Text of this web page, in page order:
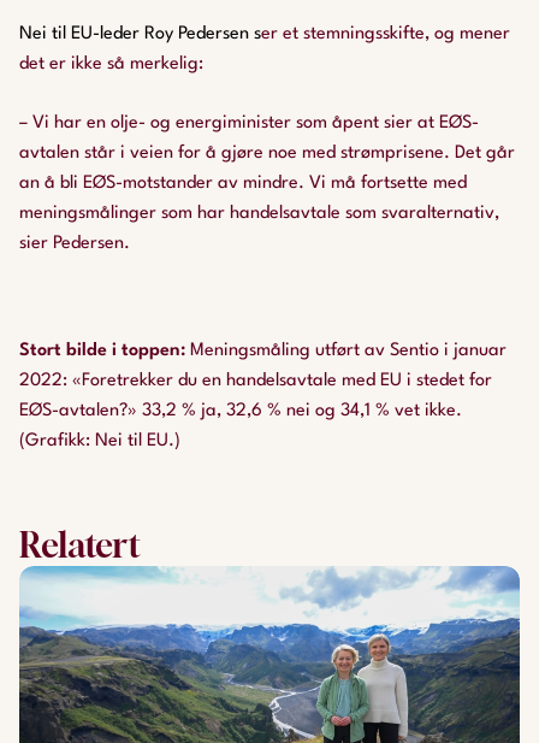
Nei til EU-leder Roy Pedersen ser et stemningsskifte, og mener
det er ikke så merkelig:
– Vi har en olje- og energiminister som åpent sier at EØS-
avtalen står i veien for å gjøre noe med strømprisene. Det går
an å bli EØS-motstander av mindre. Vi må fortsette med
meningsmålinger som har handelsavtale som svaralternativ,
sier Pedersen.
Stort bilde i toppen: Meningsmåling utført av Sentio i januar
2022: «Foretrekker du en handelsavtale med EU i stedet for
EØS-avtalen?» 33,2 % ja, 32,6 % nei og 34,1 % vet ikke.
(Grafikk: Nei til EU.)
Relatert